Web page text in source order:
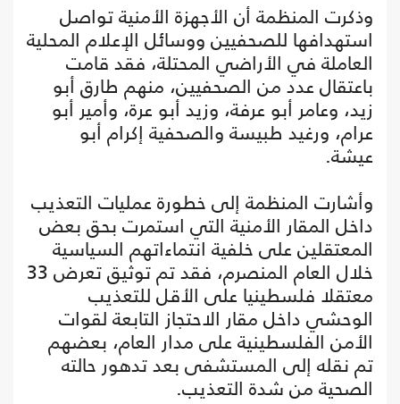
وذكرت المنظمة أن الأجهزة الأمنية تواصل
استهدافها للصحفيين ووسائل الإعلام المحلية
العاملة في الأراضي المحتلة، فقد قامت
باعتقال عدد من الصحفيين، منهم طارق أبو
زيد، وعامر أبو عرفة، وزيد أبو عرة، وأمير أبو
عرام، ورغيد طبيسة والصحفية إكرام أبو
عيشة.
وأشارت المنظمة إلى خطورة عمليات التعذيب
داخل المقار الأمنية التي استمرت بحق بعض
المعتقلين على خلفية انتماءاتهم السياسية
خلال العام المنصرم، فقد تم توثيق تعرض 33
معتقلا فلسطينيا على الأقل للتعذيب
الوحشي داخل مقار الاحتجاز التابعة لقوات
الأمن الفلسطينية على مدار العام، بعضهم
تم نقله إلى المستشفى بعد تدهور حالته
الصحية من شدة التعذيب.